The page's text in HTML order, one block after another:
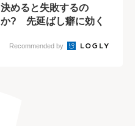
決めると失敗するの
か? 先延ばし癖に効く
Recommended by